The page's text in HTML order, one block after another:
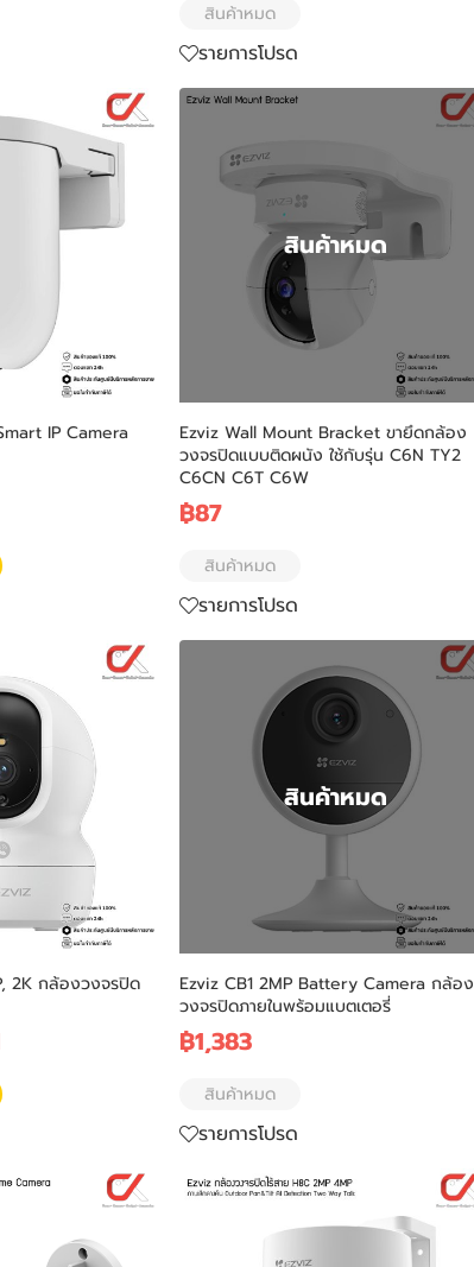
สินค้าหมด
รายการโปรด
IP Camera
สินค้าหมด
Ezviz Wall Mount Bracket ขายึดกล้อง
วงจรปิดแบบติดผนัง ใช้กับรุ่น C6N TY2
C6CN C6T C6W
฿87
สินค้าหมด
รายการโปรด
2K กล้องวงจรปิด
สินค้าหมด
Ezviz CB1 2MP Battery Camera กล้อง
วงจรปิดภายในพร้อมแบตเตอรี่
฿1,383
สินค้าหมด
รายการโปรด